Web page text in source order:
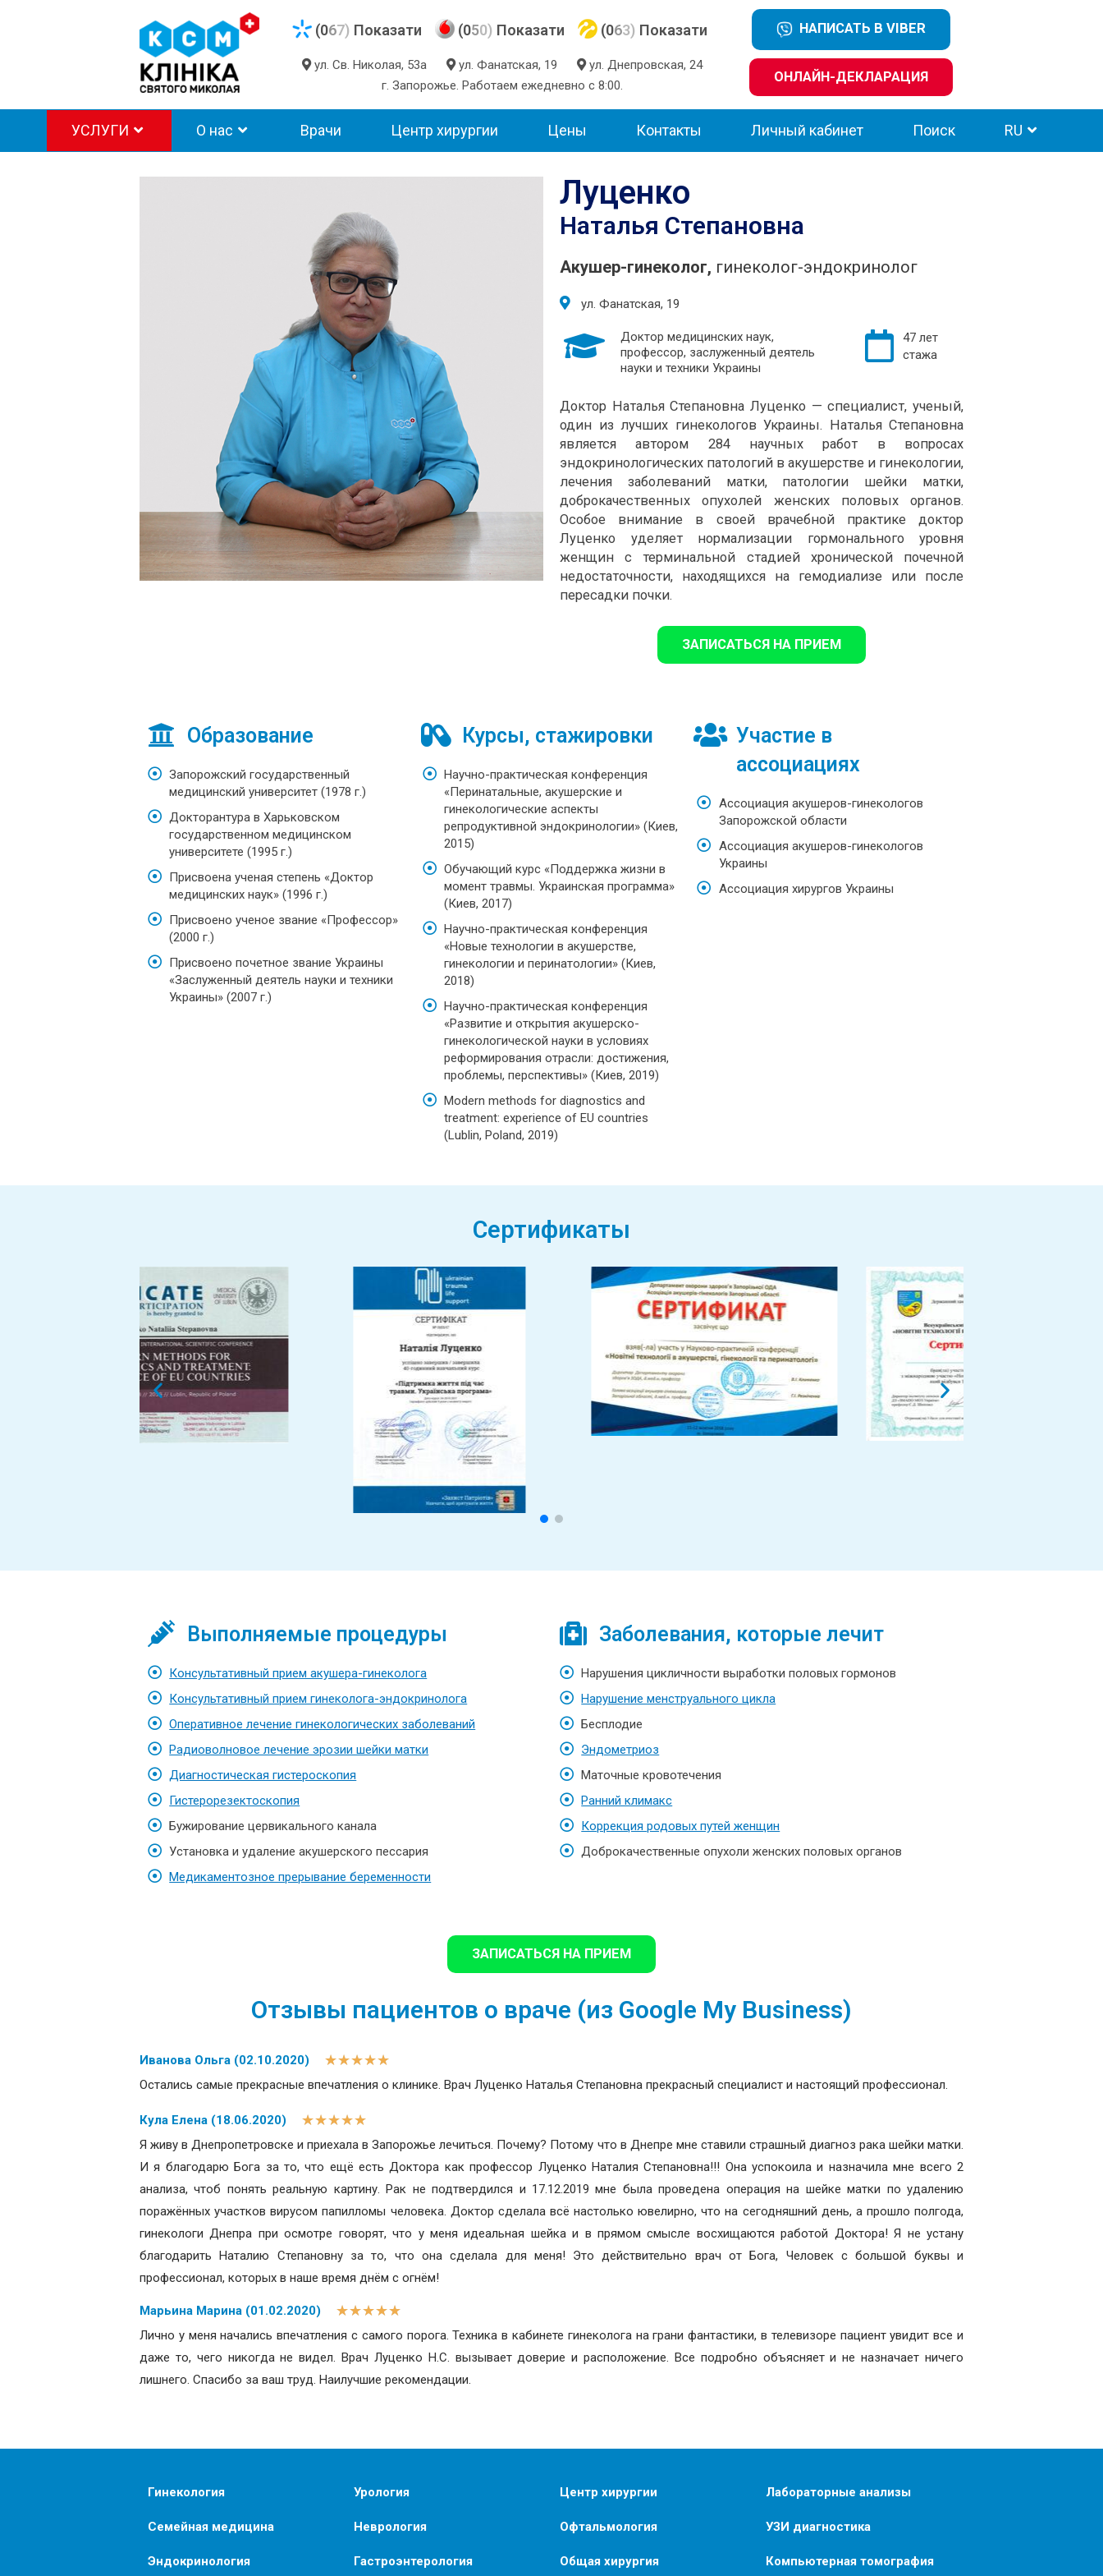
(067) Показати (050) Показати
ул. Св. Николая, 53а ул. Фанатская, 19
ул. Днепровская, 24
г. Запорожье. Работаем ежедневно с 8:00.
(063) Показати НАПИСАТЬ В VIBER
ОНЛАЙН-ДЕКЛАРАЦИЯ
УСЛУГИ О нас Врачи Центр хирургии Цены Контакты Личный кабинет Поиск RU
Луценко
Наталья Степановна
Акушер-гинеколог, гинеколог-эндокринолог
ул. Фанатская, 19
Доктор медицинских наук,
профессор, заслуженный деятель
науки и техники Украины
47 лет
стажа
Доктор Наталья Степановна Луценко — специалист, ученый,
один из лучших гинекологов Украины. Наталья Степановна
является автором 284 научных работ в вопросах
эндокринологических патологий в акушерстве и гинекологии,
лечения заболеваний матки, патологии шейки матки,
доброкачественных опухолей женских половых органов.
Особое внимание в своей врачебной практике доктор
Луценко уделяет нормализации гормонального уровня
женщин с терминальной стадией хронической почечной
недостаточности, находящихся на гемодиализе или после
пересадки почки.
ЗАПИСАТЬСЯ НА ПРИЕМ
Образование
Запорожский государственный
медицинский университет (1978 г.)
Докторантура в Харьковском
государственном медицинском
университете (1995 г.)
Присвоена ученая степень «Доктор
медицинских наук» (1996 г.)
Присвоено ученое звание «Профессор»
(2000 г.)
Присвоено почетное звание Украины
«Заслуженный деятель науки и техники
Украины» (2007 г.)
Курсы, стажировки
Научно-практическая конференция
«Перинатальные, акушерские и
гинекологические аспекты
репродуктивной эндокринологии» (Киев,
2015)
Обучающий курс «Поддержка жизни в
момент травмы. Украинская программа»
(Киев, 2017)
Научно-практическая конференция
«Новые технологии в акушерстве,
гинекологии и перинатологии» (Киев,
2018)
Научно-практическая конференция
«Развитие и открытия акушерско-
гинекологической науки в условиях
реформирования отрасли: достижения,
проблемы, перспективы» (Киев, 2019)
Modern methods for diagnostics and
treatment: experience of EU countries
(Lublin, Poland, 2019)
Участие в
ассоциациях
Ассоциация акушеров-гинекологов
Запорожской области
Ассоциация акушеров-гинекологов
Украины
Ассоциация хирургов Украины
Сертификаты
Выполняемые процедуры
Консультативный прием акушера-гинеколога
Консультативный прием гинеколога-эндокринолога
Оперативное лечение гинекологических заболеваний
Радиоволновое лечение эрозии шейки матки
Диагностическая гистероскопия
Гистерорезектоскопия
Бужирование цервикального канала
Установка и удаление акушерского пессария
Медикаментозное прерывание беременности
Заболевания, которые лечит
Нарушения цикличности выработки половых гормонов
Нарушение менструального цикла
Бесплодие
Эндометриоз
Маточные кровотечения
Ранний климакс
Коррекция родовых путей женщин
Доброкачественные опухоли женских половых органов
ЗАПИСАТЬСЯ НА ПРИЕМ
Отзывы пациентов о враче (из Google My Business)
Иванова Ольга (02.10.2020) ★★★★★
Остались самые прекрасные впечатления о клинике. Врач Луценко Наталья Степановна прекрасный специалист и настоящий профессионал.
Кула Елена (18.06.2020) ★★★★★
Я живу в Днепропетровске и приехала в Запорожье лечиться. Почему? Потому что в Днепре мне ставили страшный диагноз рака шейки матки.
И я благодарю Бога за то, что ещё есть Доктора как профессор Луценко Наталия Степановна!!! Она успокоила и назначила мне всего 2
анализа, чтоб понять реальную картину. Рак не подтвердился и 17.12.2019 мне была проведена операция на шейке матки по удалению
поражённых участков вирусом папилломы человека. Доктор сделала всё настолько ювелирно, что на сегодняшний день, а прошло полгода,
гинекологи Днепра при осмотре говорят, что у меня идеальная шейка и в прямом смысле восхищаются работой Доктора! Я не устану
благодарить Наталию Степановну за то, что она сделала для меня! Это действительно врач от Бога, Человек с большой буквы и
профессионал, которых в наше время днём с огнём!
Марьина Марина (01.02.2020) ★★★★★
Лично у меня начались впечатления с самого порога. Техника в кабинете гинеколога на грани фантастики, в телевизоре пациент увидит все и
даже то, чего никогда не видел. Врач Луценко Н.С. вызывает доверие и расположение. Все подробно объясняет и не назначает ничего
лишнего. Спасибо за ваш труд. Наилучшие рекомендации.
Гинекология
Семейная медицина
Эндокринология
Урология
Неврология
Гастроэнтерология
Центр хирургии
Офтальмология
Общая хирургия
Лабораторные анализы
УЗИ диагностика
Компьютерная томография